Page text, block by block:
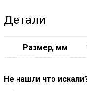
Детали
Размер, мм
Не нашли что